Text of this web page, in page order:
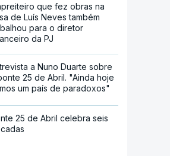
que fez obras na
de Luís Neves também
para o diretor
da PJ
a Nuno Duarte sobre
25 de Abril. "Ainda hoje
um país de paradoxos"
25 de Abril celebra seis